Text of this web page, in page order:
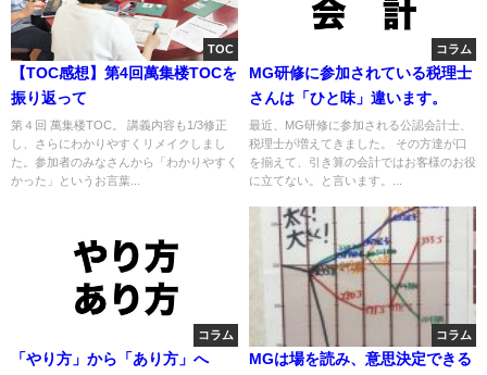
TOC
【TOC感想】第4回萬集楼TOCを
振り返って
第４回 萬集楼TOC。 講義内容も1/3修正
し、さらにわかりやすくリメイクしまし
た。参加者のみなさんから「わかりやすく
かった」というお言葉...
コラム
MG研修に参加されている税理士
さんは「ひと味」違います。
最近、MG研修に参加される公認会計士、
税理士が増えてきました。 その方達が口
を揃えて、引き算の会計ではお客様のお役
に立てない。と言います。...
コラム
「やり方」から「あり方」へ
コラム
MGは場を読み、意思決定できる